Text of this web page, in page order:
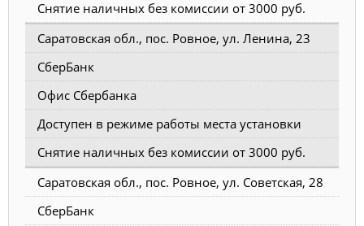
Снятие наличных без комиссии от 3000 руб.
Саратовская обл., пос. Ровное, ул. Ленина, 23
СберБанк
Офис Сбербанка
Доступен в режиме работы места установки
Снятие наличных без комиссии от 3000 руб.
Саратовская обл., пос. Ровное, ул. Советская, 28
СберБанк